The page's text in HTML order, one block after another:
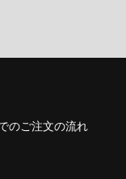
のご注文の流れ